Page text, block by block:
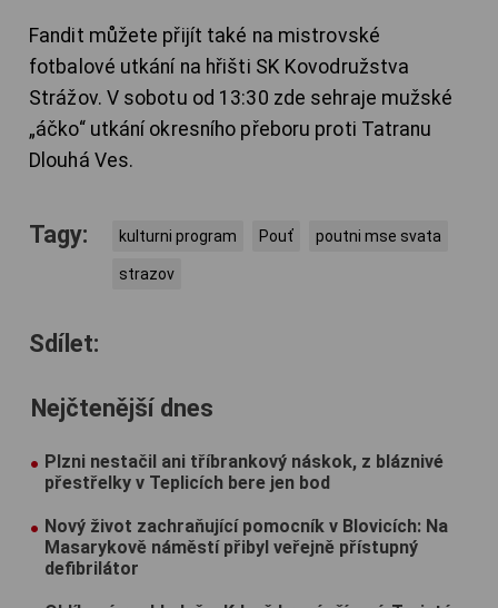
Fandit můžete přijít také na mistrovské
fotbalové utkání na hřišti SK Kovodružstva
Strážov. V sobotu od 13:30 zde sehraje mužské
„áčko“ utkání okresního přeboru proti Tatranu
Dlouhá Ves.
Tagy: kulturni program Pouť poutni mse svata
strazov
Sdílet:
Nejčtenější dnes
Plzni nestačil ani tříbrankový náskok, z bláznivé
přestřelky v Teplicích bere jen bod
Nový život zachraňující pomocník v Blovicích: Na
Masarykově náměstí přibyl veřejně přístupný
defibrilátor